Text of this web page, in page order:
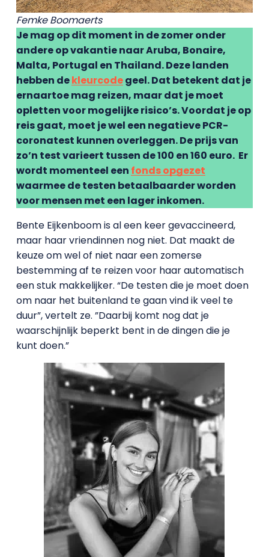
Femke Boomaerts
Je mag op dit moment in de zomer onder
andere op vakantie naar Aruba, Bonaire,
Malta, Portugal en Thailand. Deze landen
hebben dekleurcodegeel. Dat betekent dat je
ernaartoe mag reizen, maar dat je moet
opletten voor mogelijke risico’s. Voordat je op
reis gaat, moet je wel een negatieve PCR-
coronatest kunnen overleggen. De prijs van
zo’n test varieert tussen de 100 en 160 euro. Er
wordt momenteel een fonds opgezet
waarmee de testen betaalbaarder worden
voor mensen met een lager inkomen.
Bente Eijkenboom is al een keer gevaccineerd,
maar haar vriendinnen nog niet. Dat maakt de
keuze om wel of niet naar een zomerse
bestemming af te reizen voor haar automatisch
een stuk makkelijker. “De testen die je moet doen
om naar het buitenland te gaan vind ik veel te
duur”, vertelt ze. ”Daarbij komt nog dat je
waarschijnlijk beperkt bent in de dingen die je
kunt doen.”